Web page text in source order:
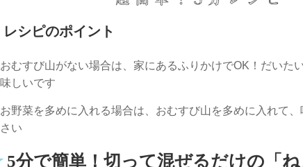
レシピのポイント
おむすび山がない場合は、家にあるふりかけでOK！だいた
味しいです
お野菜を多めに入れる場合は、おむすび山を多めに入れて
さい
5分で簡単！切って混ぜるだけの「